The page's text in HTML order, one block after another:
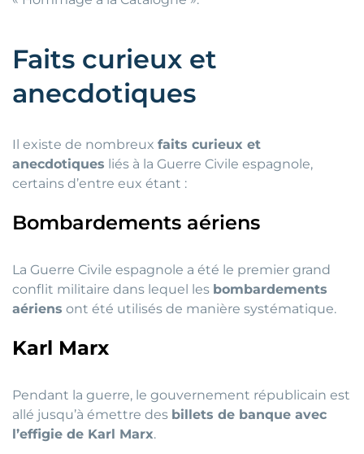
Faits curieux et
anecdotiques
Il existe de nombreux faits curieux et
anecdotiques liés à la Guerre Civile espagnole,
certains d’entre eux étant :
Bombardements aériens
La Guerre Civile espagnole a été le premier grand
conflit militaire dans lequel les bombardements
aériens ont été utilisés de manière systématique.
Karl Marx
Pendant la guerre, le gouvernement républicain est
allé jusqu’à émettre des billets de banque avec
l’effigie de Karl Marx.